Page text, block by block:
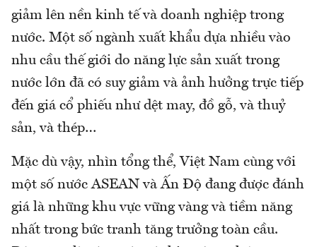
giảm lên nền kinh tế và doanh nghiệp trong
nước. Một số ngành xuất khẩu dựa nhiều vào
nhu cầu thế giới do năng lực sản xuất trong
nước lớn đã có suy giảm và ảnh hưởng trực tiếp
đến giá cổ phiếu như dệt may, đồ gỗ, và thuỷ
sản, và thép…
Mặc dù vậy, nhìn tổng thể, Việt Nam cùng với
một số nước ASEAN và Ấn Độ đang được đánh
giá là những khu vực vững vàng và tiềm năng
nhất trong bức tranh tăng trưởng toàn cầu.